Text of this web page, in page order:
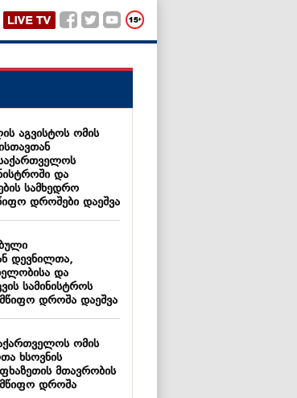
აგვისტოს ომის
და
სამხედრო
დროშები დაეშვა
დევნილთა,
და
სამინისტროს
დროშა დაეშვა
ომის
ხსოვნის
მთავრობის
დროშა